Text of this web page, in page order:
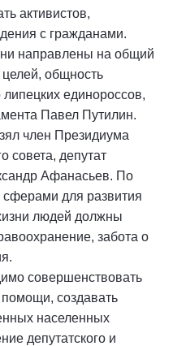
активистов,
с гражданами.
направлены на общий
целей, общность
единороссов,
Павел Путилин.
член Президиума
совета, депутат
Афанасьев. По
для развития
людей должны
забота о
совершенствовать
создавать
населенных
депутатского и